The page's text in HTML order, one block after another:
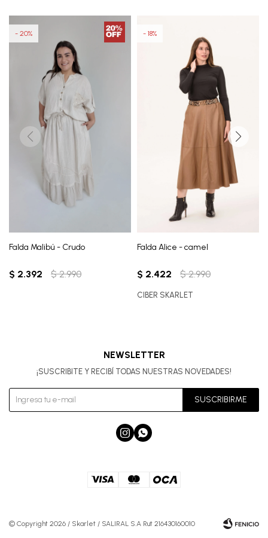
Falda Malibú - Crudo
$ 2.392 $ 2.990
20
Falda Alice - camel
$ 2.422 $ 2.990
18
CIBER SKARLET
NEWSLETTER
¡SUSCRIBITE Y RECIBÍ TODAS NUESTRAS NOVEDADES!
SUSCRIBIRME
 
© Copyright 2026 / Skarlet / SALIRAL S.A Rut 216430160010